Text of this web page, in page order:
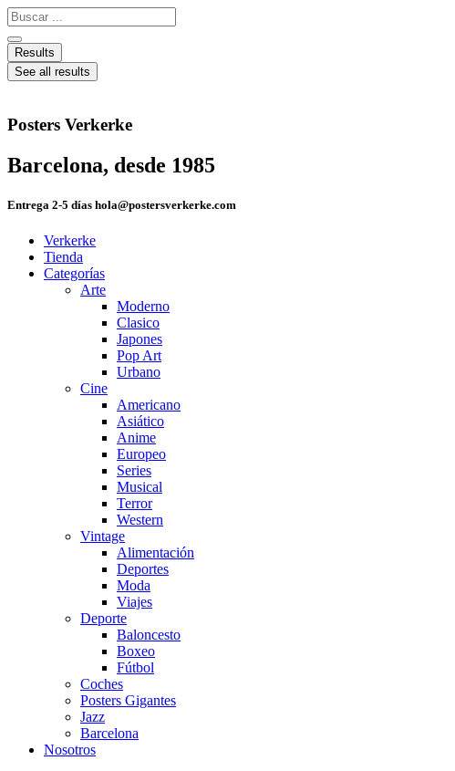
Ir
al
contenido
Search
...
Results
See all results
Posters Verkerke
Barcelona, desde 1985
Entrega 2-5 días hola@postersverkerke.com
Verkerke
Tienda
Categorías
Arte
Moderno
Clasico
Japones
Pop Art
Urbano
Cine
Americano
Asiático
Anime
Europeo
Series
Musical
Terror
Western
Vintage
Alimentación
Deportes
Moda
Viajes
Deporte
Baloncesto
Boxeo
Fútbol
Coches
Posters Gigantes
Jazz
Barcelona
Nosotros